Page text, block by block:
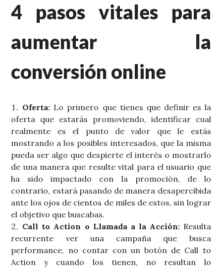
4 pasos vitales para
aumentar la
conversión online
Oferta: Lo primero que tienes que definir es la
oferta que estarás promoviendo, identificar cual
realmente es el punto de valor que le estás
mostrando a los posibles interesados, que la misma
pueda ser algo que despierte el interés o mostrarlo
de una manera que resulte vital para el usuario que
ha sido impactado con la promoción, de lo
contrario, estará pasando de manera desapercibida
ante los ojos de cientos de miles de estos, sin lograr
el objetivo que buscabas.
Call to Action o Llamada a la Acción:Resulta
recurrente ver una campaña que busca
performance, no contar con un botón de Call to
Action y cuando los tienen, no resultan lo